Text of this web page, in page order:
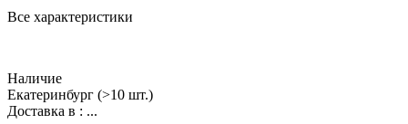
Все характеристики
Наличие
Екатеринбург (>10 шт.)
Доставка в : ...